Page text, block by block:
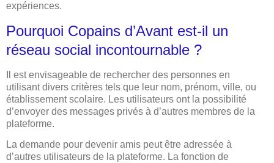
expériences.
Pourquoi Copains d’Avant est-il un
réseau social incontournable ?
Il est envisageable de rechercher des personnes en
utilisant divers critères tels que leur nom, prénom, ville, ou
établissement scolaire. Les utilisateurs ont la possibilité
d’envoyer des messages privés à d’autres membres de la
plateforme.
La demande pour devenir amis peut être adressée à
d’autres utilisateurs de la plateforme. La fonction de